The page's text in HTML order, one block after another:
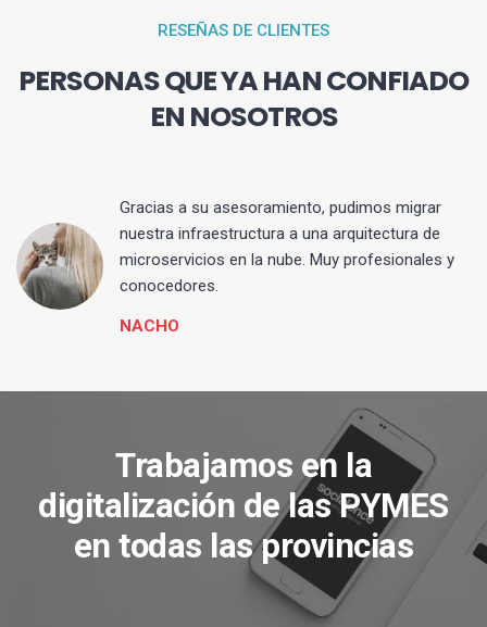
RESEÑAS DE CLIENTES
PERSONAS QUE YA HAN CONFIADO
EN NOSOTROS
Gracias a su asesoramiento, pudimos migrar
nuestra infraestructura a una arquitectura de
microservicios en la nube. Muy profesionales y
conocedores.
NACHO
Trabajamos en la
digitalización de las PYMES
en todas las provincias